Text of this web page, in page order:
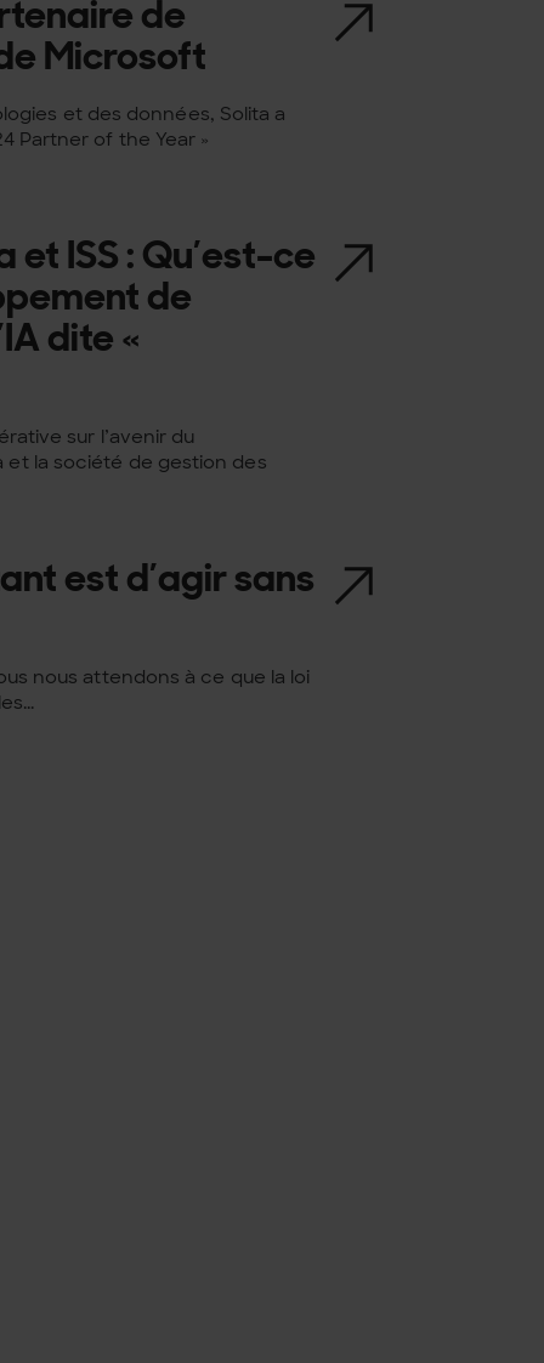
de
Microsoft
et des données, Solita a
Partner of the Year »
ISS : Qu’est-ce
de
dite «
sur l’avenir du
la société de gestion des
est d’agir sans
nous attendons à ce que la loi